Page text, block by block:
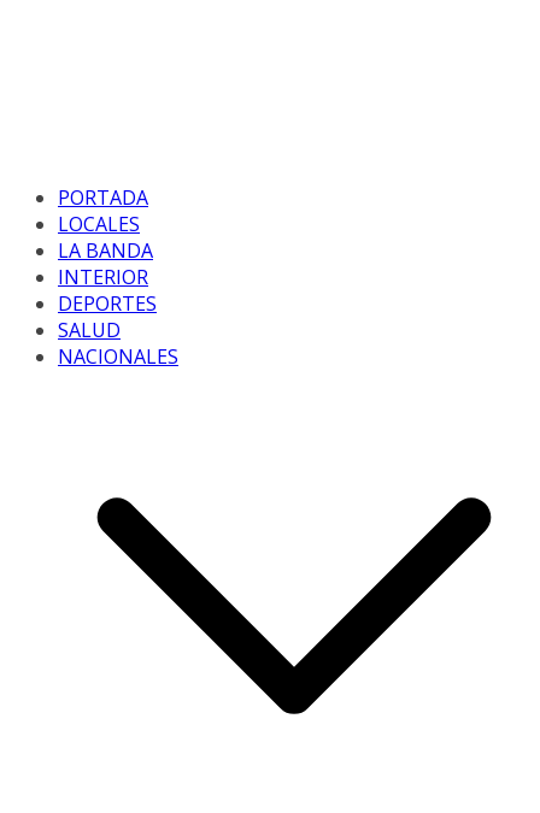
PORTADA
LOCALES
LA BANDA
INTERIOR
DEPORTES
SALUD
NACIONALES